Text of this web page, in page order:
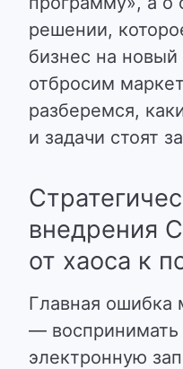
решении,
бизнес на
отбросим
разберемся,
и задачи стоят
внедрения
от хаоса к
Главная ошибка
— воспринимать
электронную